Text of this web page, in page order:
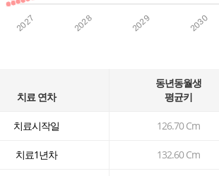
2030
2029
2028
2027
치료 연차
동년동월생
평균키
치료시작일 126.70 Cm
치료1년차 132.60 Cm